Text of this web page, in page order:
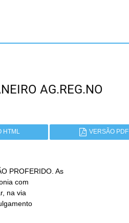
AG.REG.NO
HTML VERSÃO PDF
PROFERIDO. As